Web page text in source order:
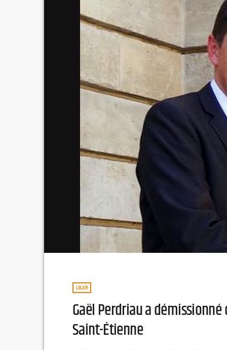
Locale
Gaël Perdriau a
Saint-Étienne